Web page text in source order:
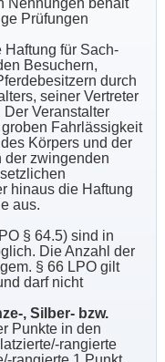
Nennungen behält
Prüfungen
für Sach-
Besuchern,
durch
seiner Vertreter
Veranstalter
Fahrlässigkeit
Körpers und der
der zwingenden
hinaus die Haftung
aus.
§ 64.5) sind in
Die Anzahl der
§ 66 LPO gilt
darf nicht
, Silber- bzw.
Punkte in den
rangierte